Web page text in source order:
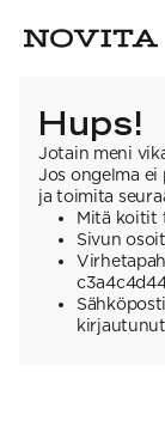
Hups!
Jotain meni
Jos ongelma ei
ja toimita
Mitä koitit
Sivun